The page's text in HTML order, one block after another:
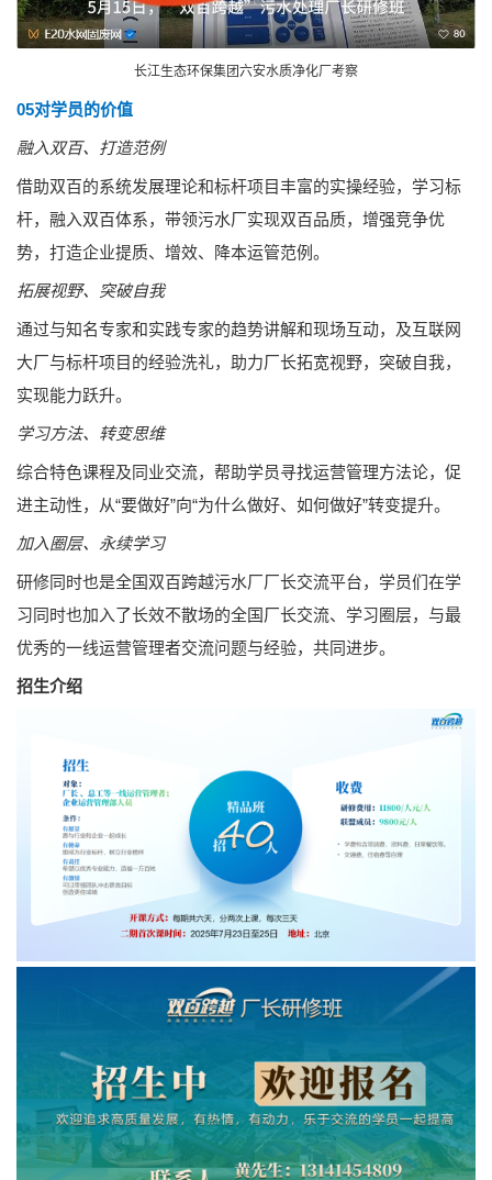
长江生态环保集团六安水质净化厂考察
05‍对学员的价值
融入双百、打造范例
借助双百的系统发展理论和标杆项目丰富的实操经验，学习标
杆，融入双百体系，带领污水厂实现双百品质，增强竞争优
势，打造企业提质、增效、降本运管范例。
拓展视野、突破自我
通过与知名专家和实践专家的趋势讲解和现场互动，及互联网
大厂与标杆项目的经验洗礼，助力厂长拓宽视野，突破自我，
实现能力跃升。
学习方法、转变思维
综合特色课程及同业交流，帮助学员寻找运营管理方法论，促
进主动性，从“要做好”向“为什么做好、如何做好”转变提升。
加入圈层、永续学习
研修同时也是全国双百跨越污水厂厂长交流平台，学员们在学
习同时也加入了长效不散场的全国厂长交流、学习圈层，与最
优秀的一线运营管理者交流问题与经验，共同进步。
招生介绍